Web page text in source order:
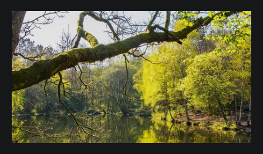
avons eu vite fais de renommer "la bravade" [...]